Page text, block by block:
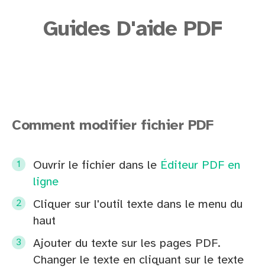
Guides D'aide PDF
Comment modifier fichier PDF
Ouvrir le fichier dans le Éditeur PDF en
ligne
Cliquer sur l'outil texte dans le menu du
haut
Ajouter du texte sur les pages PDF.
Changer le texte en cliquant sur le texte